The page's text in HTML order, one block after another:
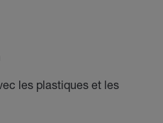
les plastiques et les